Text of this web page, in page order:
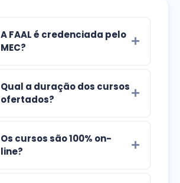
A FAAL é credenciada pelo
MEC?
Qual a duração dos cursos
ofertados?
Os cursos são 100% on-
line?